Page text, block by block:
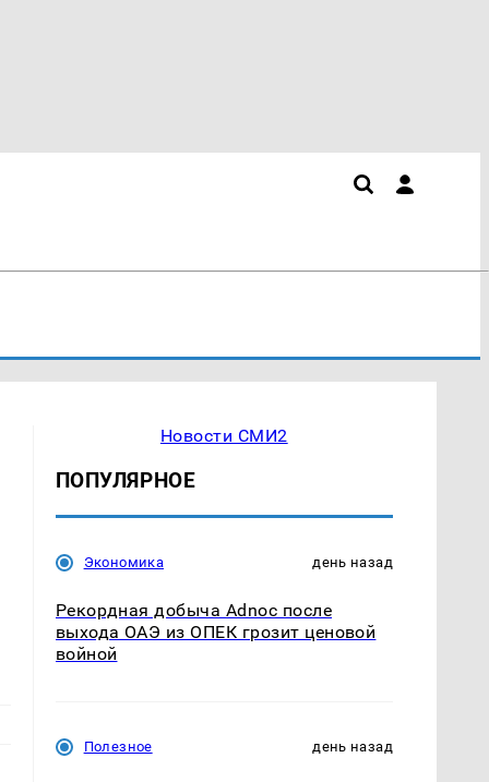
Новости СМИ2
ПОПУЛЯРНОЕ
Экономика день назад
Рекордная добыча Adnoc после
выхода ОАЭ из ОПЕК грозит ценовой
войной
Полезное день назад